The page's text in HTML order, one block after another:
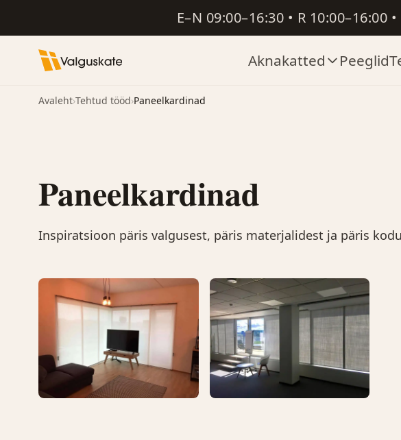
E–N 09:00–16:30 • R
Aknakatted Peeglid
Avaleht›Tehtud tööd›Paneelkardinad
Paneelkardinad
Inspiratsioon päris valgusest, päris materjalidest ja päris